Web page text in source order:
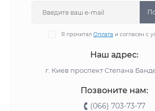
Я прочитал Оплата и согласен с
Наш адрес:
г. Киев проспект Степана
Позвоните нам:
(066) 703-73-77